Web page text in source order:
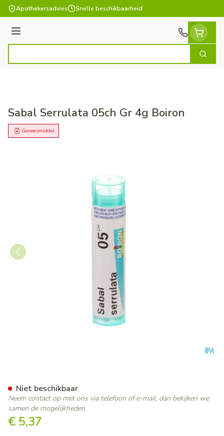
Ga naar de inhoud
Apothekersadvies Snelle beschikbaarheid
Menu
Zoek
Sabal Serrulata 05ch Gr 4g Boiron
Geneesmiddel
€ 5,37
Niet beschikbaar
Neem contact op met ons via telefoon of e-mail, dan bekijken we
samen de mogelijkheden.